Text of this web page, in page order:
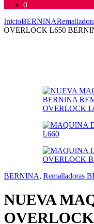
0
InicioBERNINA
OVERLOCK L650
BERNINA, Remalladoras
NUEVA